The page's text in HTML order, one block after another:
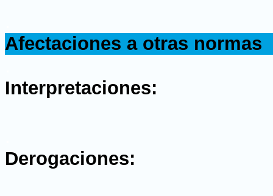
Afectaciones a otras normas
Interpretaciones:
Derogaciones: